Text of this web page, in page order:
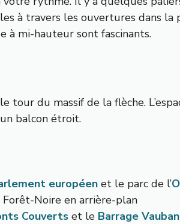
à travers les ouvertures dans la
à mi-hauteur sont fascinants.
tour du massif de la flèche.
un balcon étroit.
européen et le parc de l’
Forêt-Noire en arrière-plan
Couverts et le Barrage Vauban